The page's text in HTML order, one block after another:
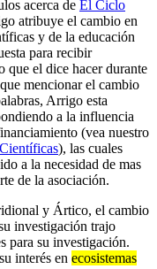
acerca de El Ciclo
atribuye el cambio en
y de la educación
para recibir
que el dice hacer durante
mencionar el cambio
Arrigo esta
a la influencia
(vea nuestro
), las cuales
a la necesidad de mas
de la asociación.
y Ártico, el cambio
investigación trajo
para su investigación.
interés en ecosistemas